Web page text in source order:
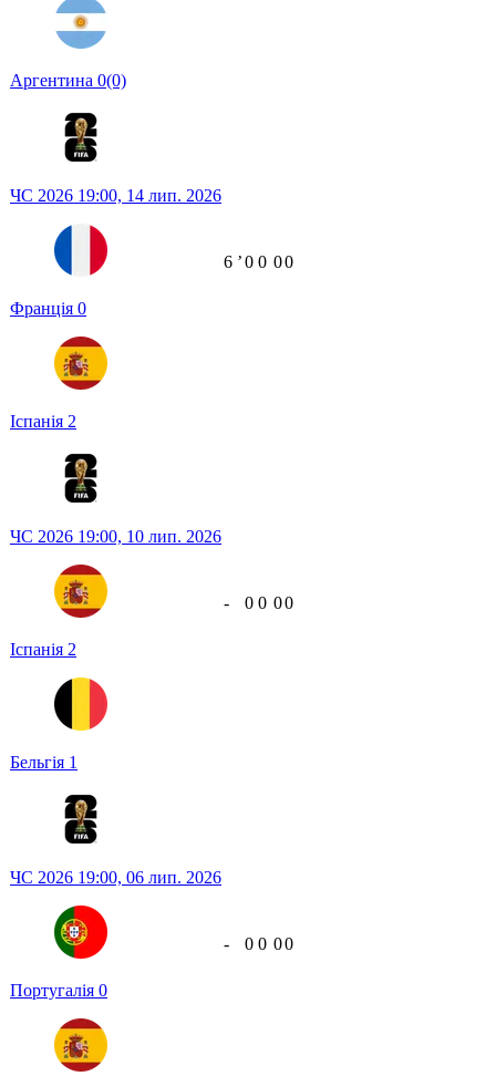
Аргентина 0(0)
ЧС 2026 19:00, 14 лип. 2026
Франція 0
Іспанія 2
6 ʼ0 0 00
ЧС 2026 19:00, 10 лип. 2026
Іспанія 2
Бельгія 1
- 0 0 00
ЧС 2026 19:00, 06 лип. 2026
Португалія 0
- 0 0 00